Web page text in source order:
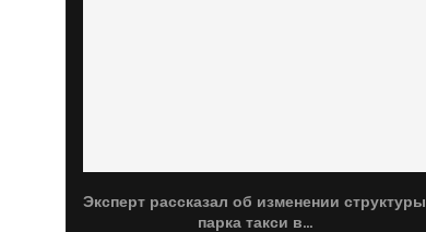
Эксперт рассказал об изменении структуры
парка такси в...